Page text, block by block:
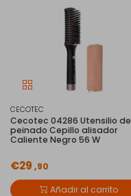
CECOTEC
Cecotec 04286 Utensilio de
peinado Cepillo alisador
Caliente Negro 56 W
€29 ,90
Añadir al carrito